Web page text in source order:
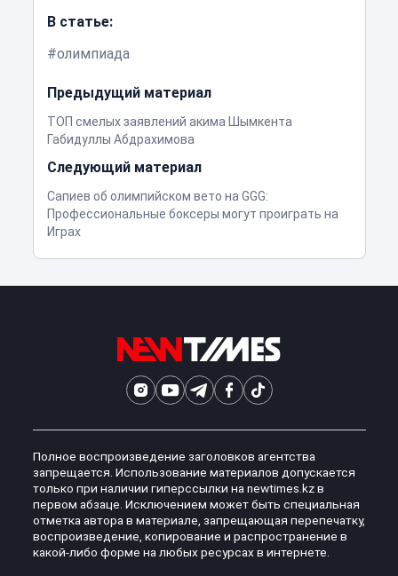
В статье:
олимпиада
Предыдущий материал
ТОП смелых заявлений акима Шымкента
Габидуллы Абдрахимова
Следующий материал
Сапиев об олимпийском вето на GGG:
Профессиональные боксеры могут проиграть на
Играх
Полное воспроизведение заголовков агентства
запрещается. Использование материалов допускается
только при наличии гиперссылки на newtimes.kz в
первом абзаце. Исключением может быть специальная
отметка автора в материале, запрещающая перепечатку,
воспроизведение, копирование и распространение в
какой-либо форме на любых ресурсах в интернете.